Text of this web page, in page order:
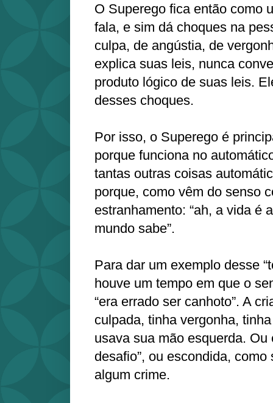
O Superego fica então como
fala, e sim dá choques na
culpa, de angústia, de
explica suas leis, nunca
produto lógico de suas leis.
desses choques.
Por isso, o Superego é
porque funciona no
tantas outras coisas
porque, como vêm do senso
estranhamento: “ah, a vida é
mundo sabe”.
Para dar um exemplo desse
houve um tempo em que o
“era errado ser canhoto”. A
culpada, tinha vergonha,
usava sua mão esquerda. Ou
desafio”, ou escondida,
algum crime.